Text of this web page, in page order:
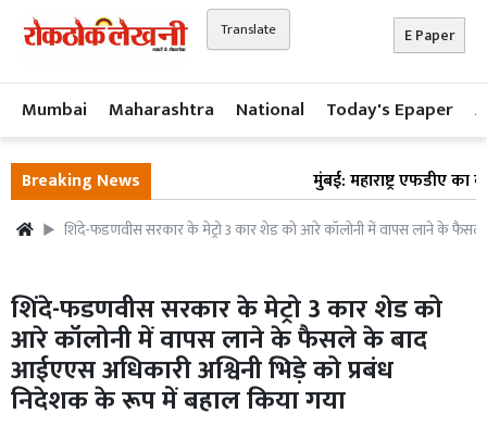
Translate E Paper
Mumbai Maharashtra National Today's Epaper
Breaking News मुंबई: महाराष्ट्र एफडीए
शिंदे-फडणवीस सरकार के मेट्रो 3 कार शेड को आरे कॉलोनी में वापस लाने के
शिंदे-फडणवीस सरकार के मेट्रो 3 कार शेड को
आरे कॉलोनी में वापस लाने के फैसले के बाद
आईएएस अधिकारी अश्विनी भिड़े को प्रबंध
निदेशक के रूप में बहाल किया गया